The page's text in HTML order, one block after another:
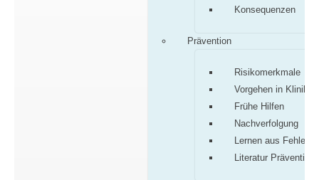
Konsequenzen
Prävention
Risikomerkmale
Vorgehen in Klinik/
Frühe Hilfen
Nachverfolgung
Lernen aus Fehlern
Literatur Prävention